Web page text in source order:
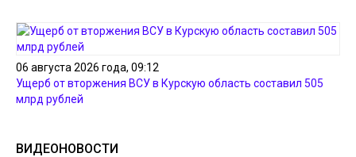
06 августа 2026 года, 09:12
Ущерб от вторжения ВСУ в Курскую область составил 505
млрд рублей
ВИДЕОНОВОСТИ